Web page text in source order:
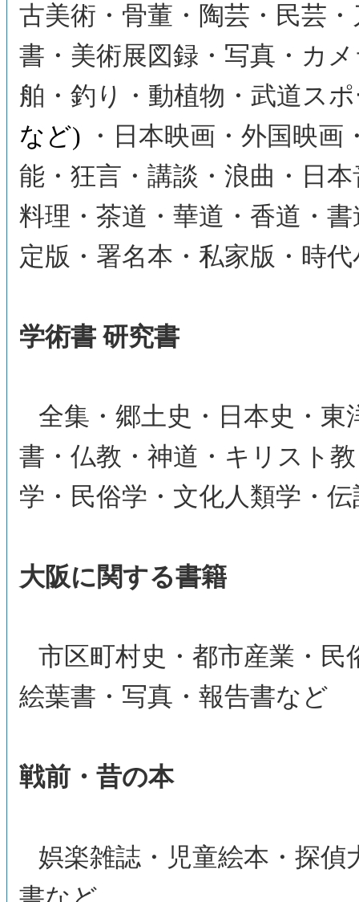
古美術・骨董・陶芸・民芸
書・美術展図録・写真・カ
舶・釣り・動植物・武道ス
など)
・日本映画・外国映
能・狂言・講談・浪曲・日
料理・茶道・華道・香道・
定版・署名本・私家版・時
学術書 研究書
全集・郷土史・日本史・
書・仏教・神道・キリスト
学・民俗学・文化人類学・
大阪に関する書籍
市区町村史・都市産業・民
絵葉書・写真・報告書など
戦前・昔の本
娯楽雑誌・児童絵本・探